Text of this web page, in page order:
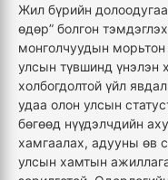
Жил бүрийн долоо
өдөр” болгон
монголчуудын
улсын түвшинд үнэлэн
холбогдолтой үйл явдал
удаа олон улсын
бөгөөд нүүдэлчдийн
хамгаалах, адууны өв
улсын хамтын